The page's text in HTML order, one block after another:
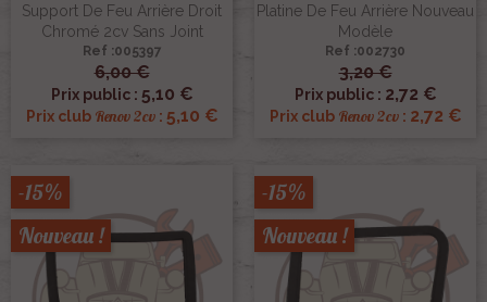
Support De Feu Arrière Droit
Chromé 2cv Sans Joint
Ref :005397
6,00 €
Prix public : 5,10 €
Prix club Renov 2cv: 5,10 €
Platine De Feu Arrière Nouveau
Modèle
Ref :002730
3,20 €
Prix public : 2,72 €
Prix club Renov 2cv: 2,72 €
-15%
Nouveau !
-15%
Nouveau !